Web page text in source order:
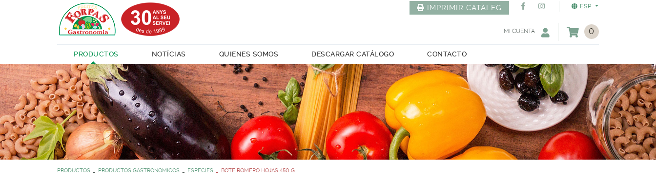
ESP
IMPRIMIR CATÀLEG
0
MI CUENTA
PRODUCTOS NOTÍCIAS QUIENES SOMOS DESCARGAR CATÁLOGO CONTACTO
PRODUCTOS PRODUCTOS GASTRONOMICOS ESPECIES BOTE ROMERO HOJAS 450 G.